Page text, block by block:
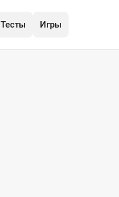
Тесты Игры